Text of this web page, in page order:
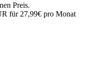
Preis.
für 27,99€ pro Monat